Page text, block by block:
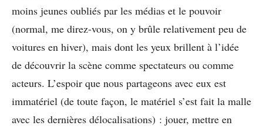
moins jeunes oubliés par les médias et le pouvoir
(normal, me direz-vous, on y brûle relativement peu de
voitures en hiver), mais dont les yeux brillent à l’idée
de découvrir la scène comme spectateurs ou comme
acteurs. L’espoir que nous partageons avec eux est
immatériel (de toute façon, le matériel s’est fait la malle
avec les dernières délocalisations) : jouer, mettre en